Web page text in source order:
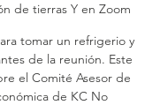
de tierras Y en Zoom
tomar un refrigerio y
de la reunión. Este
el Comité Asesor de
de KC No